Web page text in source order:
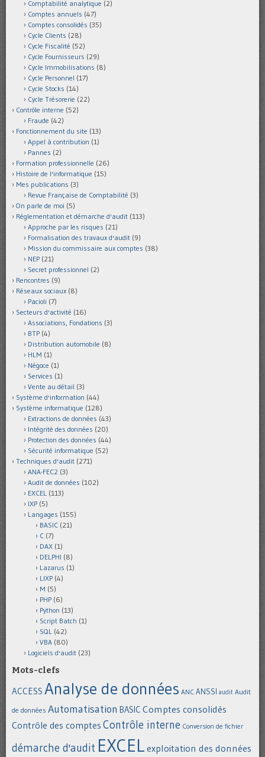
Comptabilité analytique (2)
Comptes annuels (47)
Comptes consolidés (35)
Cycle Clients (28)
Cycle Fiscalité (52)
Cycle Fournisseurs (29)
Cycle Immobilisations (8)
Cycle Personnel (17)
Cycle Stocks (14)
Cycle Trésorerie (22)
Contrôle interne (52)
Fraude (42)
Fonctionnement du site (13)
Appel à contribution (1)
Pannes (2)
Formation professionnelle (26)
Histoire de l'informatique (15)
Mes publications (3)
Revue Française de Comptabilité (3)
On parle de moi (5)
Réglementation et démarche d'audit (113)
Approche par les risques (21)
Formalisation des travaux d'audit (9)
Mission du commissaire aux comptes (38)
NEP (21)
Secret professionnel (2)
Rencontres (9)
Réseaux sociaux (8)
Pacioli (7)
Secteurs d'activité (16)
Associations, Fondations (3)
BTP (4)
Distribution automobile (8)
HLM (1)
Négoce (1)
Services (1)
Vente au détail (3)
Système d'information (44)
Système informatique (128)
Extractions de données (43)
Intégrité des données (20)
Protection des données (44)
Sécurité informatique (52)
Techniques d'audit (271)
ANA-FEC2 (3)
Audit de données (102)
EXCEL (113)
IXP (5)
Langages (155)
BASIC (21)
C (7)
DAX (1)
DELPHI (8)
Lazarus (1)
LIXP (4)
M (5)
PHP (6)
Python (13)
Script Batch (1)
SQL (42)
VBA (80)
Logiciels d'audit (23)
Mots-clefs
ACCESS Analyse de données ANC ANSSI audit Audit
de données Automatisation BASIC Comptes consolidés
Contrôle des comptes Contrôle interne Conversion de fichier
démarche d'audit EXCEL exploitation des données